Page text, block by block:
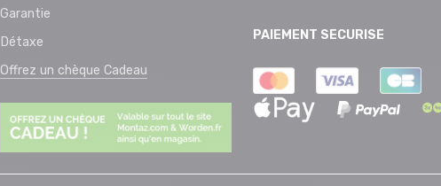
Garantie
Détaxe
Offrez un chèque Cadeau
PAIEMENT SECURISE